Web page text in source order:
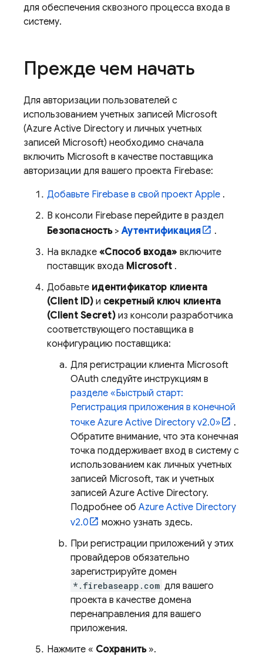
для обеспечения сквозного процесса входа в
систему.
Прежде чем начать
Для авторизации пользователей с
использованием учетных записей Microsoft
(Azure Active Directory и личных учетных
записей Microsoft) необходимо сначала
включить Microsoft в качестве поставщика
авторизации для вашего проекта Firebase:
Добавьте Firebase в свой проект Apple .
В консоли Firebase перейдите в раздел
Безопасность>Аутентификация
.
На вкладке «Способ входа» включите
поставщик входа Microsoft .
Добавьте идентификатор клиента
(Client ID)и секретный ключ клиента
(Client Secret)из консоли разработчика
соответствующего поставщика в
конфигурацию поставщика:
Для регистрации клиента Microsoft
OAuth следуйте инструкциям в
разделе «Быстрый старт:
Регистрация приложения в конечной
точке Azure Active Directory v2.0»
.
Обратите внимание, что эта конечная
точка поддерживает вход в систему с
использованием как личных учетных
записей Microsoft, так и учетных
записей Azure Active Directory.
Подробнее об Azure Active Directory
v2.0
можно узнать здесь.
При регистрации приложений у этих
провайдеров обязательно
зарегистрируйте домен
*.firebaseapp.com для вашего
проекта в качестве домена
перенаправления для вашего
приложения.
Нажмите « Сохранить».